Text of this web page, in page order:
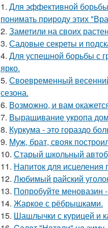
1. Для эффективной
понимать природу этих
2. Заметили на своих
3. Садовые секреты и
4. Для успешной борьбы с
ярко.
5. Своевременный
сезона.
6. Возможно, и вам
7. Выращивание укропа
8. Куркума - это гораздо
9. Муж, брат, свояк
10. Старый школьный
11. Напиток для исцеления
12. Любимый райский
13. Попробуйте меновазин
14. Жаркое с рёбрышками.
15. Шашлычки с курицей и